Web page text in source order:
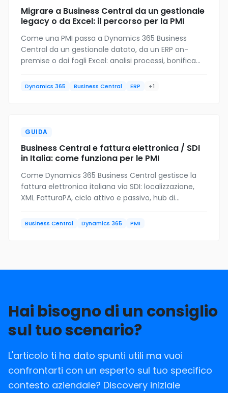
Migrare a Business Central da un gestionale
legacy o da Excel: il percorso per la PMI
Come una PMI passa a Dynamics 365 Business
Central da un gestionale datato, da un ERP on-
premise o dai fogli Excel: analisi processi, bonifica
affiancamento.
Dynamics 365 Business Central ERP +1
GUIDA
Business Central e fattura elettronica / SDI
in Italia: come funziona per le PMI
Come Dynamics 365 Business Central gestisce la
fattura elettronica italiana via SDI: localizzazione,
XML FatturaPA, ciclo attivo e passivo, hub di
Business Central Dynamics 365 PMI
Hai bisogno di un consiglio
sul tuo scenario?
L'articolo ti ha dato spunti utili ma vuoi
confrontarti con un esperto sul tuo specifico
contesto aziendale? Discovery iniziale